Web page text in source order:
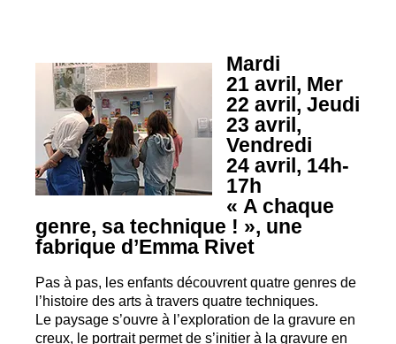
Mardi
21 avril, Mer
22 avril, Jeudi
23 avril,
Vendredi
24 avril, 14h-
17h
« A chaque
genre, sa technique ! », une
fabrique d’Emma Rivet
Pas à pas, les enfants découvrent quatre genres de
l’histoire des arts à travers quatre techniques.
Le paysage s’ouvre à l’exploration de la gravure en
creux, le portrait permet de s’initier à la gravure en